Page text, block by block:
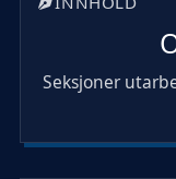
Seksjoner